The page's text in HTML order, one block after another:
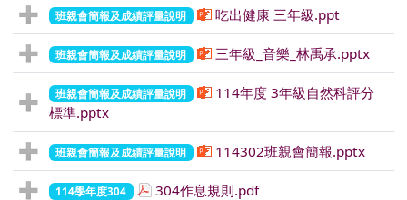
班親會簡報及成績評量說明 吃出健康 三年級.ppt
班親會簡報及成績評量說明 三年級_音樂_林禹承.pptx
班親會簡報及成績評量說明
114年度 3年級自然科評分
標準.pptx
班親會簡報及成績評量說明 114302班親會簡報.pptx
114學年度304 304作息規則.pdf